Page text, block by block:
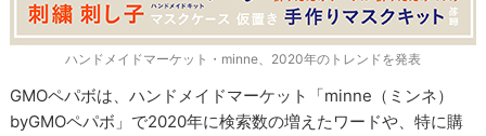
ハンドメイドマーケット・minne、2020年のトレンドを発表
GMOペパボは、ハンドメイドマーケット「minne（ミンネ）
byGMOペパボ」で2020年に検索数の増えたワードや、特に購